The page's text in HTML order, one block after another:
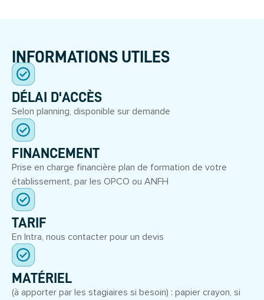
INFORMATIONS UTILES
DÉLAI D'ACCÈS
Selon planning, disponible sur demande
FINANCEMENT
Prise en charge financière plan de formation de votre
établissement, par les OPCO ou ANFH
TARIF
En Intra, nous contacter pour un devis
MATÉRIEL
(à apporter par les stagiaires si besoin) : papier crayon, si